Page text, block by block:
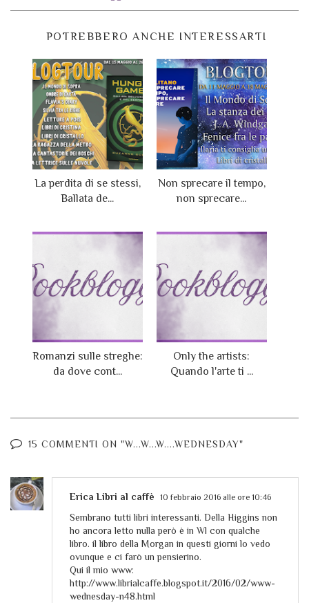
POTREBBERO ANCHE INTERESSARTI
La perdita di se stessi,
Ballata de...
Non sprecare il tempo,
non sprecare...
Romanzi sulle streghe:
da dove cont...
Only the artists:
Quando l'arte ti ...
15 COMMENTI ON "W...W...W....WEDNESDAY"
Erica Libri al caffè 10 febbraio 2016 alle ore 10:46
Sembrano tutti libri interessanti. Della Higgins non
ho ancora letto nulla però è in Wl con qualche
libro. il libro della Morgan in questi giorni lo vedo
ovunque e ci farò un pensierino.
Qui il mio www:
http://www.librialcaffe.blogspot.it/2016/02/www-
wednesday-n48.html